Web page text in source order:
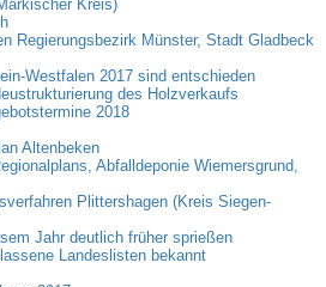
Kreis)
Regierungsbezirk Münster, Stadt Gladbeck
Westfalen 2017 sind entschieden
des Holzverkaufs
2018
Altenbeken
Abfalldeponie Wiemersgrund,
Plittershagen (Kreis Siegen-
Jahr deutlich früher sprießen
Landeslisten bekannt